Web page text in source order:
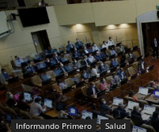
Informando Primero Salud